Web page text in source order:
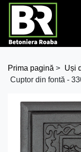
Prima pagină > Uși
Cuptor din fontă -